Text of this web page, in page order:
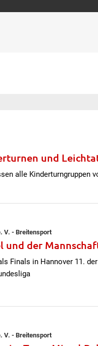
und
alle Kinderturngruppen
V. - Breitensport
und der
Finals in Hannover 11.
V. - Breitensport